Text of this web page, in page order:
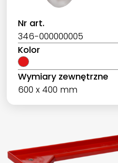
Nr art.
346-000000005
Kolor
Wymiary zewnętrzne
600 x 400 mm